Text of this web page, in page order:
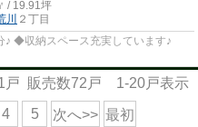
/ 19.91坪
川 ２丁目
◆収納スペース充実しています♪
戸 販売数72 戸 1-20戸表示
4 5 次へ>> 最初